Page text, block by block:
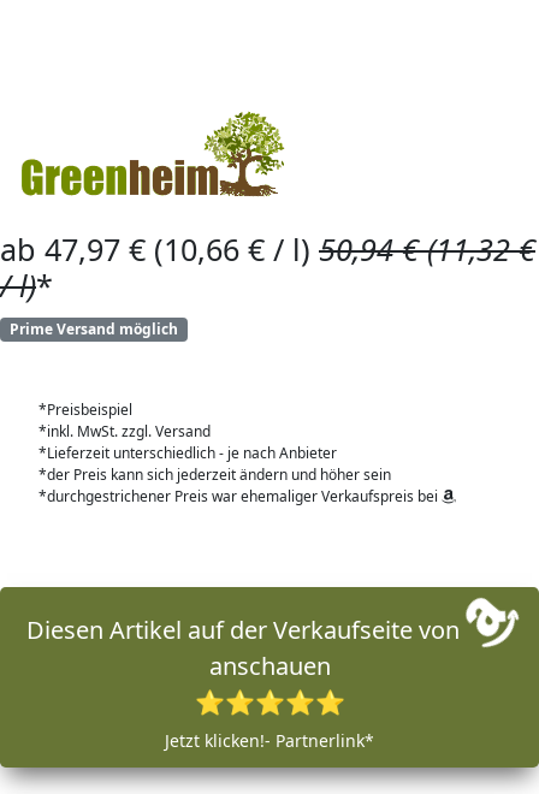
ab 47,97 € (10,66 € / l) 50,94 € (11,32 €
/ l)*
Prime Versand möglich
*Preisbeispiel
*inkl. MwSt. zzgl. Versand
*Lieferzeit unterschiedlich - je nach Anbieter
*der Preis kann sich jederzeit ändern und höher sein
*durchgestrichener Preis war ehemaliger Verkaufspreis bei
Diesen Artikel auf der Verkaufseite von
anschauen
⭐⭐⭐⭐⭐
Jetzt klicken!- Partnerlink*